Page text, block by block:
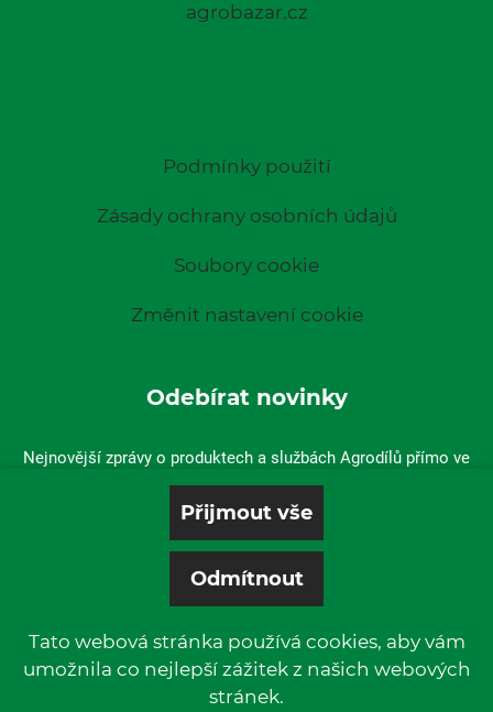
agrobazar.cz
Podmínky použití
Zásady ochrany osobních údajů
Soubory cookie
Změnit nastavení cookie
Odebírat novinky
Nejnovější zprávy o produktech a službách Agrodílů přímo ve
vaší doručené poště.
Tato webová stránka používá cookies, aby vám
umožnila co nejlepší zážitek z našich webových
stránek.